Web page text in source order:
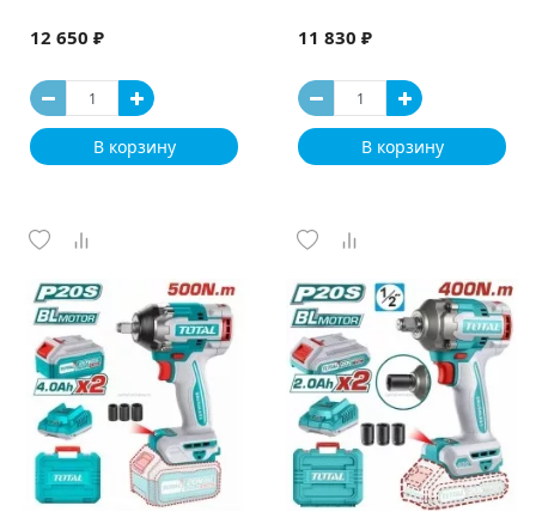
12 650 ₽
В корзину
11 830 ₽
В корзину